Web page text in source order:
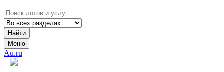
Найти
Меню
Au.ru